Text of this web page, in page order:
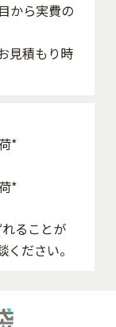
から実費の
見積もり時
*
*
ることが
ださい。